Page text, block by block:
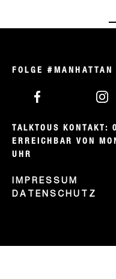
FOLGE #MANHATTAN
TALKTOUS
ERREICHBAR VON
UHR
IMPRESSUM
DATENSCHUTZ